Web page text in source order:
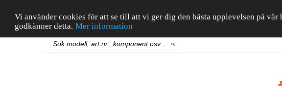
Vi använder cookies för att se till att vi ger dig den bästa upplevelsen på
godkänner detta. Mer information